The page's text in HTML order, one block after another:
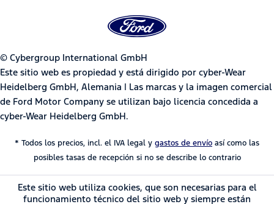
© Cybergroup International GmbH
Este sitio web es propiedad y está dirigido por cyber-Wear
Heidelberg GmbH, Alemania | Las marcas y la imagen comercial
de Ford Motor Company se utilizan bajo licencia concedida a
cyber-Wear Heidelberg GmbH.
* Todos los precios, incl. el IVA legal y gastos de envío así como las
posibles tasas de recepción si no se describe lo contrario
Este sitio web utiliza cookies, que son necesarias para el
funcionamiento técnico del sitio web y siempre están